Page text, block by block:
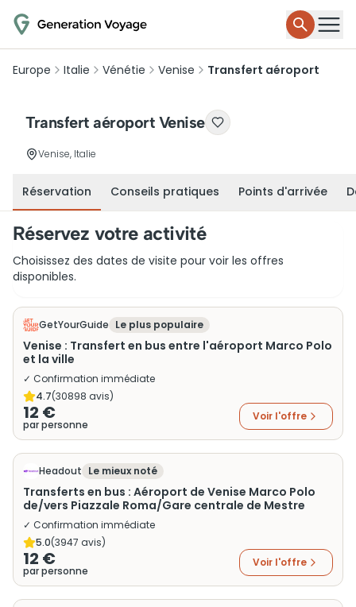
Europe Italie Vénétie Venise Transfert aéroport
Transfert aéroport Venise
Venise, Italie
Réservation Conseils pratiques Points d'arrivée
Réservez votre activité
Choisissez des dates de visite pour voir les offres
disponibles.
GetYourGuide Le plus populaire
Venise : Transfert en bus entre l'aéroport Marco Polo
et la ville
✓ Confirmation immédiate
4.7(30898 avis)
12 €
par personne
Voir l'offre
Headout Le mieux noté
Transferts en bus : Aéroport de Venise Marco Polo
de/vers Piazzale Roma/Gare centrale de Mestre
✓ Confirmation immédiate
5.0(3947 avis)
12 €
par personne
Voir l'offre